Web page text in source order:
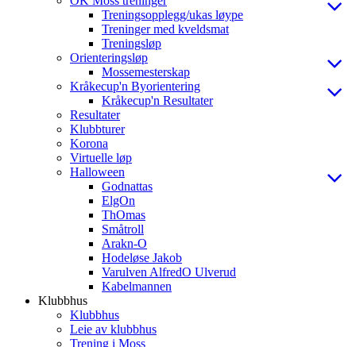
Treningsopplegg/ukas løype
Treninger med kveldsmat
Treningsløp
Orienteringsløp
Mossemesterskap
Kråkecup'n Byorientering
Kråkecup'n Resultater
Resultater
Klubbturer
Korona
Virtuelle løp
Halloween
Godnattas
ElgOn
ThOmas
Småtroll
Arakn-O
Hodeløse Jakob
Varulven AlfredO Ulverud
Kabelmannen
Klubbhus
Klubbhus
Leie av klubbhus
Trening i Moss